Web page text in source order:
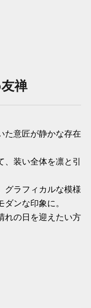
する 1
する 2
動する 3
動する 4
移動する 5
移動する 6
移動する 7
禅
た意匠が静かな存在
、装い全体を凛と引
グラフィカルな模様
ンな印象に。
れの日を迎えたい方